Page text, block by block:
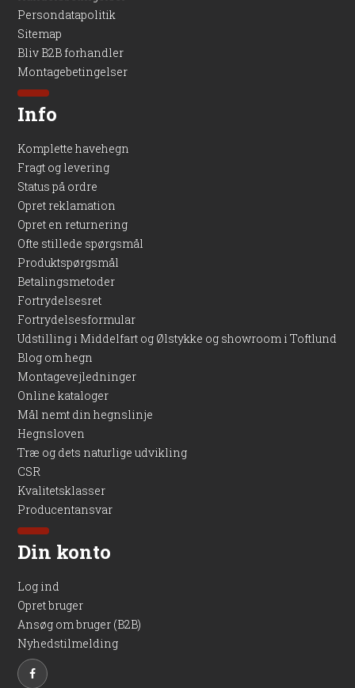
Persondatapolitik
Sitemap
Bliv B2B forhandler
Montagebetingelser
Info
Komplette havehegn
Fragt og levering
Status på ordre
Opret reklamation
Opret en returnering
Ofte stillede spørgsmål
Produktspørgsmål
Betalingsmetoder
Fortrydelsesret
Fortrydelsesformular
Udstilling i Middelfart og Ølstykke og showroom i Toftlund
Blog om hegn
Montagevejledninger
Online kataloger
Mål nemt din hegnslinje
Hegnsloven
Træ og dets naturlige udvikling
CSR
Kvalitetsklasser
Producentansvar
Din konto
Log ind
Opret bruger
Ansøg om bruger (B2B)
Nyhedstilmelding